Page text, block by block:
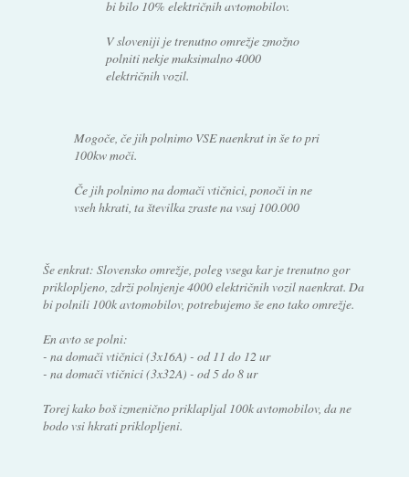
bi bilo 10% električnih avtomobilov.
V sloveniji je trenutno omrežje zmožno
polniti nekje maksimalno 4000
električnih vozil.
Mogoče, če jih polnimo VSE naenkrat in še to pri
100kw moči.
Če jih polnimo na domači vtičnici, ponoči in ne
vseh hkrati, ta številka zraste na vsaj 100.000
Še enkrat: Slovensko omrežje, poleg vsega kar je trenutno gor
priklopljeno, zdrži polnjenje 4000 električnih vozil naenkrat. Da
bi polnili 100k avtomobilov, potrebujemo še eno tako omrežje.
En avto se polni:
- na domači vtičnici (3x16A) - od 11 do 12 ur
- na domači vtičnici (3x32A) - od 5 do 8 ur
Torej kako boš izmenično priklapljal 100k avtomobilov, da ne
bodo vsi hkrati priklopljeni.